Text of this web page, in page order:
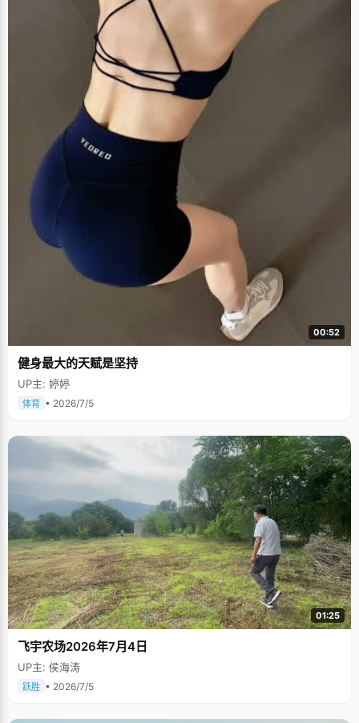
00:52
健身最大的天赋是坚持
UP主: 婷婷
体育 • 2026/7/5
01:25
飞宇农场2026年7月4日
UP主: 侯海涛
跃胜 • 2026/7/5